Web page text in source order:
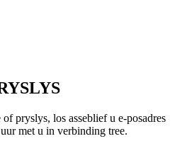
pryslys, los asseblief u e-posadres
met u in verbinding tree.